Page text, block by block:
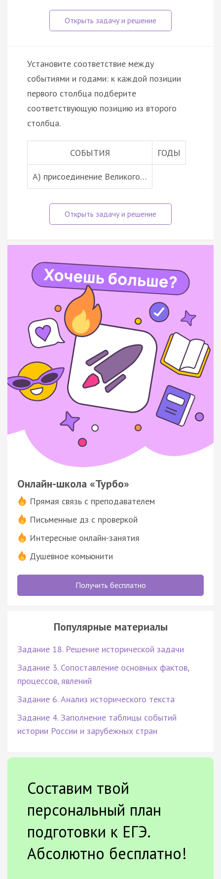
Установите соответствие между
событиями и годами: к каждой позиции
первого столбца подберите
соответствующую позицию из второго
столбца.
СОБЫТИЯ ГОДЫ
А) присоединение Великого…
Онлайн-школа «Турбо»
Прямая связь с преподавателем
Письменные дз с проверкой
Интересные онлайн-занятия
Душевное комьюнити
Получить бесплатно
Популярные материалы
Задание 18. Решение исторической задачи
Задание 3. Сопоставление основных фактов,
процессов, явлений
Задание 6. Анализ исторического текста
Задание 4. Заполнение таблицы событий
истории России и зарубежных стран
Составим твой
персональный план
подготовки к ЕГЭ.
Абсолютно бесплатно!